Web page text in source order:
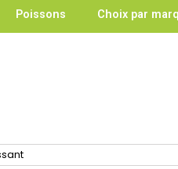
Poissons Choix par